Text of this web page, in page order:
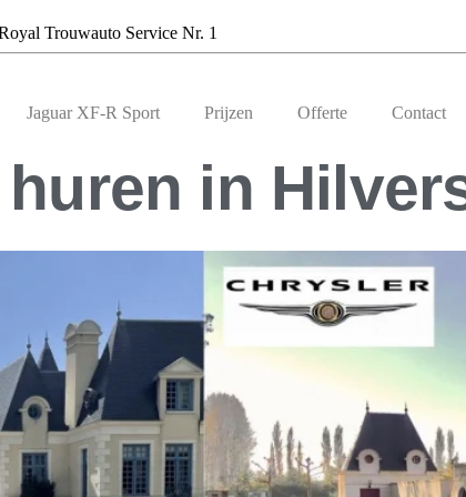
Trouwauto Service Nr. 1
Jaguar XF-R Sport Prijzen Offerte Contact
in